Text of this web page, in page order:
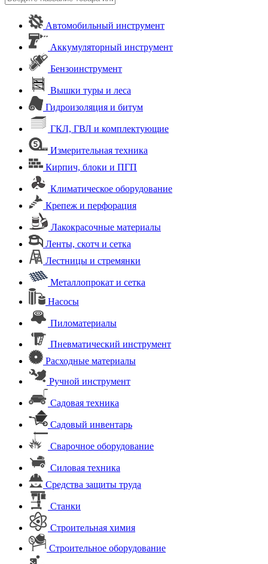
Автомобильный инструмент
Аккумуляторный инструмент
Бензоинструмент
Вышки туры и леса
Гидроизоляция и битум
ГКЛ, ГВЛ и комплектующие
Измерительная техника
Кирпич, блоки и ПГП
Климатическое оборудование
Крепеж и перфорация
Лакокрасочные материалы
Ленты, скотч и сетка
Лестницы и стремянки
Металлопрокат и сетка
Насосы
Пиломатериалы
Пневматический инструмент
Расходные материалы
Ручной инструмент
Садовая техника
Садовый инвентарь
Сварочное оборудование
Силовая техника
Средства защиты труда
Станки
Строительная химия
Строительное оборудование